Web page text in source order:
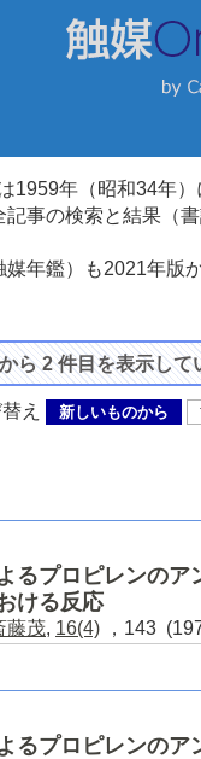
1959年（昭和34年
事の検索と結果（
年鑑）も2021年
ら 2 件目を表示して
え 新しいものから
るプロピレンのア
ける反応
藤茂, 16(4) ，143
るプロピレンのア